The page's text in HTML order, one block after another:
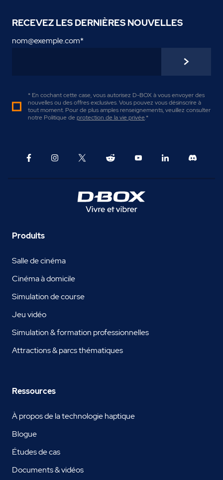
RECEVEZ LES DERNIÈRES NOUVELLES
nom@exemple.com*
* En cochant cette case, vous autorisez D-BOX à vous envoyer des
nouvelles ou des offres exclusives. Vous pouvez vous désinscrire à
tout moment. Pour de plus amples renseignements, veuillez consulter
notre Politique deprotection de la vie privée.*
Produits
Salle de cinéma
Cinéma à domicile
Simulation de course
Jeu vidéo
Simulation & formation professionnelles
Attractions & parcs thématiques
Ressources
À propos de la technologie haptique
Blogue
Études de cas
Documents & vidéos